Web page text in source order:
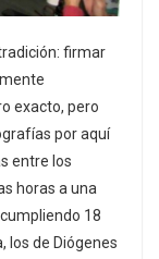
firmar
exacto, pero
por aquí
entre los
horas a una
18
los de Diógenes